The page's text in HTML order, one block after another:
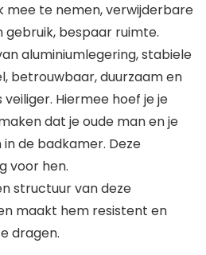
mee te nemen, verwijderbare
bespaar ruimte.
aluminiumlegering, stabiele
betrouwbaar, duurzaam en
Hiermee hoef je je
dat je oude man en je
de badkamer. Deze
voor hen.
structuur van deze
maakt hem resistent en
dragen.